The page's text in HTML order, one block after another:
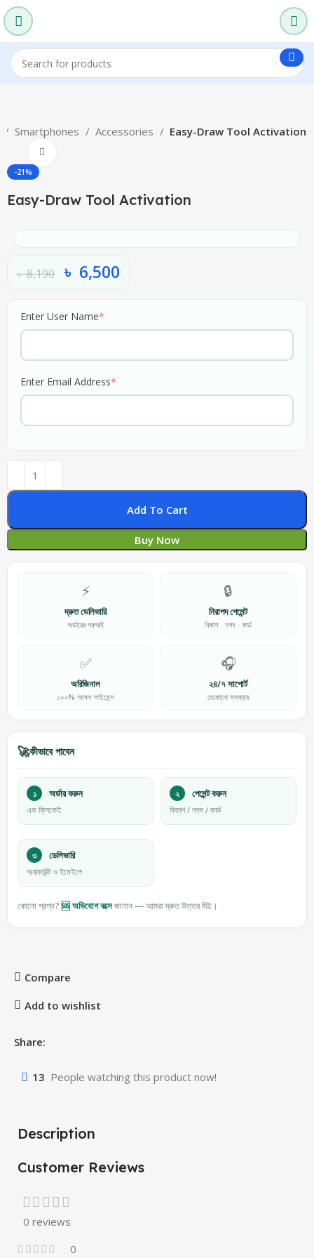
Smartphones Accessories Easy-Draw Tool Activation
-21%
Easy-Draw Tool Activation
৳8,190 ৳ 6,500
Enter User Name*
Enter Email Address*
Add To Cart
Buy Now
⚡
দ্রুত ডেলিভারি
অর্ডারের পরপরই
🔒
নিরাপদ পেমেন্ট
বিকাশ · নগদ · কার্ড
✅
অরিজিনাল
১০০% আসল লাইসেন্স
🎧
২৪/৭ সাপোর্ট
যেকোনো সমস্যায়
🚀কীভাবে পাবেন
১ অর্ডার করুন
এক ক্লিকেই
২ পেমেন্ট করুন
বিকাশ / নগদ / কার্ড
৩ ডেলিভারি
অ্যাকাউন্ট ও ইমেইলে
কোনো প্রশ্ন?🆘 অভিযোগ বক্সেজানান — আমরা দ্রুত উত্তর দিই।
Compare
Add to wishlist
Share:
13 People watching this product now!
Description
Customer Reviews
0 reviews
0